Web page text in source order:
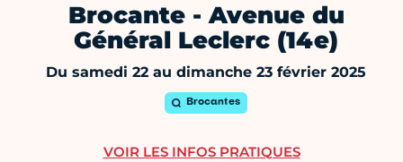
Brocante - Avenue du
Général Leclerc (14e)
Du samedi 22 au dimanche 23 février 2025
Brocantes
VOIR LES INFOS PRATIQUES